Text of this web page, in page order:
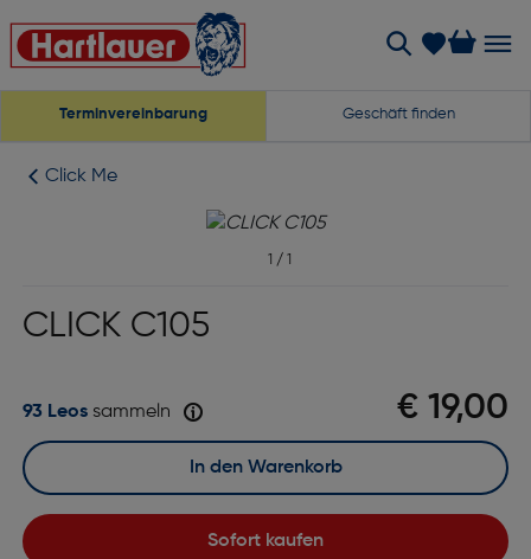
Terminvereinbarung Geschäft finden
Click Me
1 / 1
CLICK C105
€ 19,00
93 Leossammeln
Sofort kaufen
In den Warenkorb